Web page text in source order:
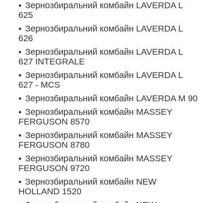
Зернозбиральний комбайн LAVERDA L
625
Зернозбиральний комбайн LAVERDA L
626
Зернозбиральний комбайн LAVERDA L
627 INTEGRALE
Зернозбиральний комбайн LAVERDA L
627 - MCS
Зернозбиральний комбайн LAVERDA M 90
Зернозбиральний комбайн MASSEY
FERGUSON 8570
Зернозбиральний комбайн MASSEY
FERGUSON 8780
Зернозбиральний комбайн MASSEY
FERGUSON 9720
Зернозбиральний комбайн NEW
HOLLAND 1520